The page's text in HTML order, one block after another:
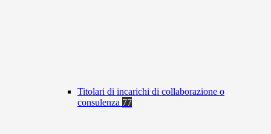
Titolari di incarichi di collaborazione o
consulenza 77